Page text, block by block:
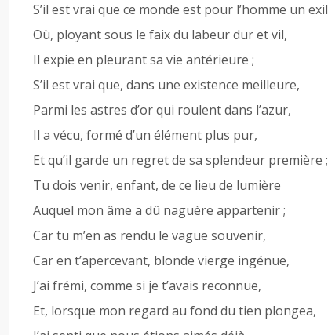
S’il est vrai que ce monde est pour l’homme un exil
Où, ployant sous le faix du labeur dur et vil,
Il expie en pleurant sa vie antérieure ;
S’il est vrai que, dans une existence meilleure,
Parmi les astres d’or qui roulent dans l’azur,
Il a vécu, formé d’un élément plus pur,
Et qu’il garde un regret de sa splendeur première ;
Tu dois venir, enfant, de ce lieu de lumière
Auquel mon âme a dû naguère appartenir ;
Car tu m’en as rendu le vague souvenir,
Car en t’apercevant, blonde vierge ingénue,
J’ai frémi, comme si je t’avais reconnue,
Et, lorsque mon regard au fond du tien plongea,